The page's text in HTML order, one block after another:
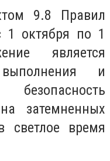
9.8 Правил
1 октября по 1
является
и
затемненных
светлое время